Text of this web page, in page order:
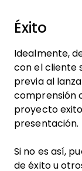
Éxito
Idealmente,
con el cliente
previa al
comprensión
proyecto
presentación.
Si no es así,
de éxito u